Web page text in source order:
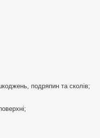
подряпин та сколів;